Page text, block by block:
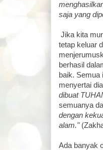
saja yang
Jika kita
tetap keluar
berhasil
baik. Semua
menyertai
dibuat
semuanya
dengan
alam."
Ada banyak